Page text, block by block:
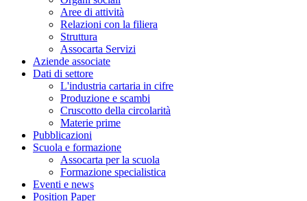
Aree di attività
Relazioni con la filiera
Struttura
Assocarta Servizi
Aziende associate
Dati di settore
L'industria cartaria in cifre
Produzione e scambi
Cruscotto della circolarità
Materie prime
Pubblicazioni
Scuola e formazione
Assocarta per la scuola
Formazione specialistica
Eventi e news
Position Paper